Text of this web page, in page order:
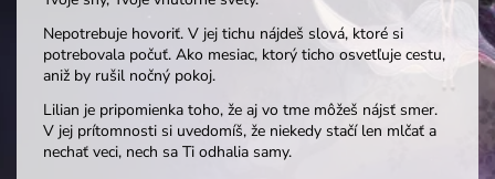
Nepotrebuje hovoriť. V jej tichu nájdeš slová, ktoré si
potrebovala počuť. Ako mesiac, ktorý ticho osvetľuje cestu,
aniž by rušil nočný pokoj.
Lilian je pripomienka toho, že aj vo tme môžeš nájsť smer.
V jej prítomnosti si uvedomíš, že niekedy stačí len mlčať a
nechať veci, nech sa Ti odhalia samy.